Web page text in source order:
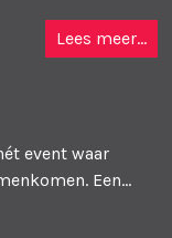
Lees meer...
event waar
Een...